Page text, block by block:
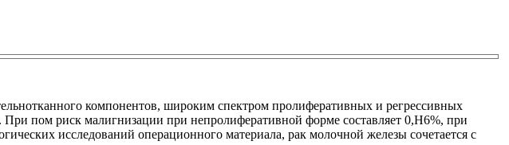
компонентов, широким спектром пролиферативных и регрессивных
пом риск малигнизации при непролиферативной форме составляет 0,Н6%, при
исследований операционного материала, рак молочной железы сочетается с